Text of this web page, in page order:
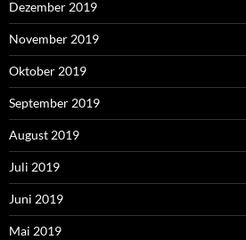
Dezember 2019
November 2019
Oktober 2019
September 2019
August 2019
Juli 2019
Juni 2019
Mai 2019